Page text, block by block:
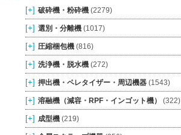
[+] 破砕機・粉砕機 (2279)
[+] 選別・分離機 (1017)
[+] 圧縮梱包機 (816)
[+] 洗浄機・脱水機 (272)
[+] 押出機・ペレタイザー・周辺機器 (1543)
[+] 溶融機（減容・RPF・インゴット機） (322)
[+] 成型機 (219)